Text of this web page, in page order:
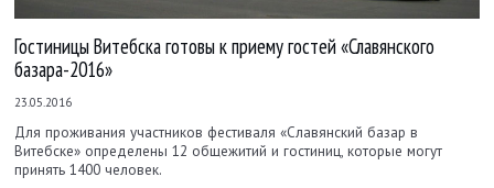
Гостиницы Витебска готовы к приему гостей «Славянского
базара-2016»
23.05.2016
Для проживания участников фестиваля «Славянский базар в
Витебске» определены 12 общежитий и гостиниц, которые могут
принять 1400 человек.